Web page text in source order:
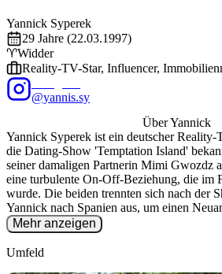
Yannick Syperek
29 Jahre (22.03.1997)
♈Widder
Reality-TV-Star, Influencer,
@yannis.sy
ÜberYannick
Yannick Syperek ist ein deutscher Reality-
die Dating-Show 'Temptation Island'
seiner damaligen Partnerin Mimi Gwozdz
eine turbulente On-Off-Beziehung, die im
wurde. Die beiden trennten sich nach der
Yannick nach Spanien aus, um einen
Mehr anzeigen
Umfeld